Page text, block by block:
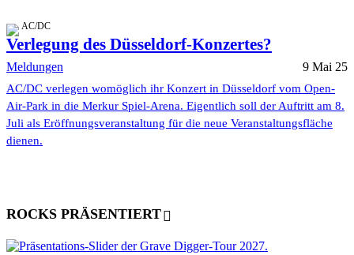
AC/DC
Verlegung des Düsseldorf-Konzertes?
Meldungen 9 Mai 25
AC/DC verlegen womöglich ihr Konzert in Düsseldorf vom Open-
Air-Park in die Merkur Spiel-Arena. Eigentlich soll der Auftritt am 8.
Juli als Eröffnungsveranstaltung für die neue Veranstaltungsfläche
dienen.
ROCKS PRÄSENTIERT